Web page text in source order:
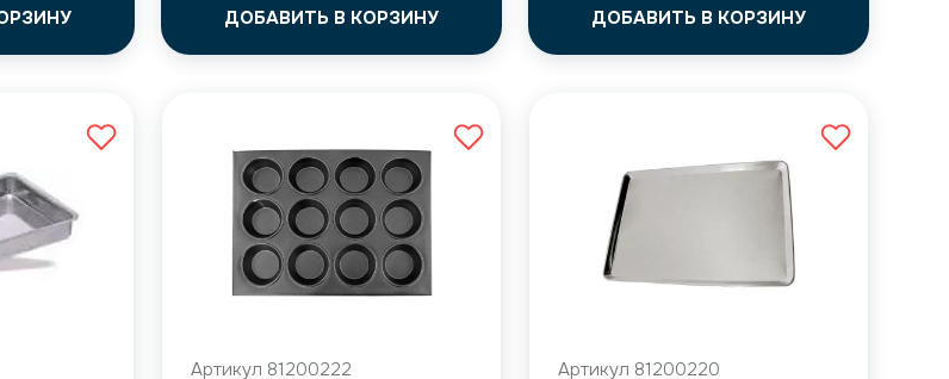
ДОБАВИТЬ В КОРЗИНУ ДОБАВИТЬ В КОРЗИНУ
Артикул 81200222 Артикул 81200220